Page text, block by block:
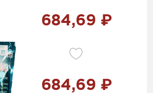
684,69 ₽
684,69 ₽